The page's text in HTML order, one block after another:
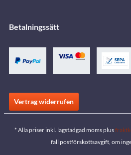
Betalningssätt
Vertrag widerrufen
* Alla priser inkl. lagstadgad moms plus
fall postförskottsavgift, om